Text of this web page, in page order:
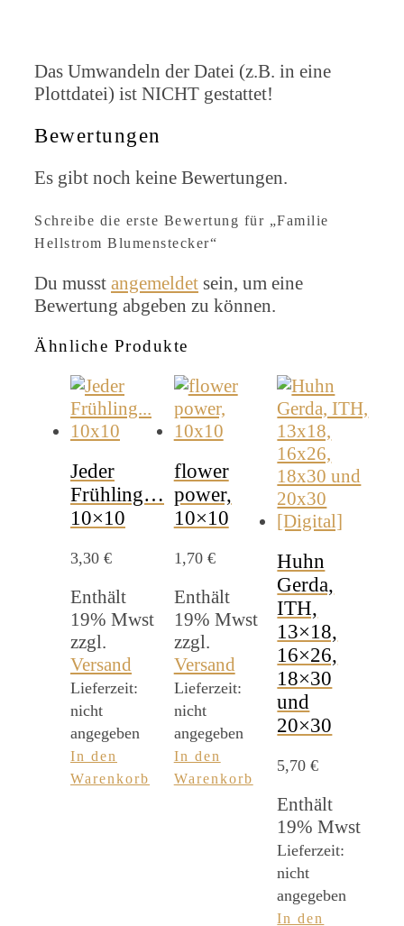
Das Umwandeln der Datei (z.B. in eine
Plottdatei) ist NICHT gestattet!
Bewertungen
Es gibt noch keine Bewertungen.
Schreibe die erste Bewertung für „Familie
Hellstrom Blumenstecker“
Du musst angemeldet sein, um eine
Bewertung abgeben zu können.
Ähnliche Produkte
Jeder
Frühling…
10×10
3,30 €
Enthält
19% Mwst
zzgl.
Versand
Lieferzeit:
nicht
angegeben
In den
Warenkorb
flower
power,
10×10
1,70 €
Enthält
19% Mwst
zzgl.
Versand
Lieferzeit:
nicht
angegeben
In den
Warenkorb
Huhn
Gerda,
ITH,
13×18,
16×26,
18×30
und
20×30
5,70€
Enthält
19% Mwst
Lieferzeit:
nicht
angegeben
In den